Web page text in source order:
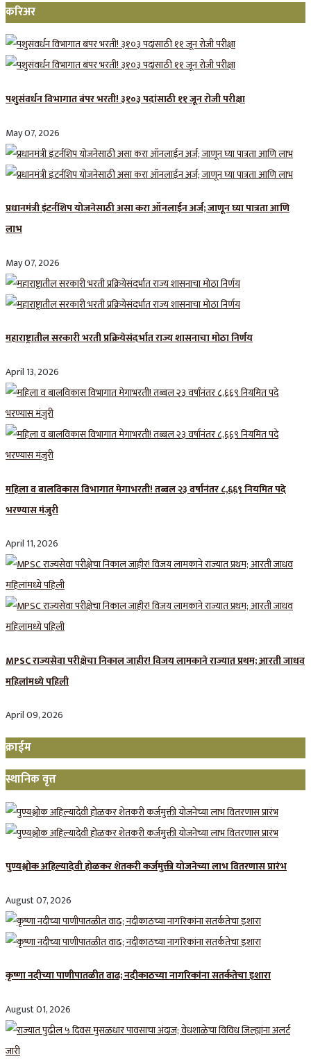
करिअर
पशुसंवर्धन विभागात बंपर भरती! ३१०३ पदांसाठी ११ जून रोजी परीक्षा
May 07, 2026
प्रधानमंत्री इंटर्नशिप योजनेसाठी असा करा ऑनलाईन अर्ज; जाणून घ्या पात्रता आणि
लाभ
May 07, 2026
महाराष्ट्रातील सरकारी भरती प्रक्रियेसंदर्भात राज्य शासनाचा मोठा निर्णय
April 13, 2026
महिला व बालविकास विभागात मेगाभरती! तब्बल २३ वर्षांनंतर ८,६६९ नियमित पदे
भरण्यास मंजुरी
April 11, 2026
MPSC राज्यसेवा परीक्षेचा निकाल जाहीर! विजय लामकाने राज्यात प्रथम; आरती जाधव
महिलांमध्ये पहिली
April 09, 2026
क्राईम
स्थानिक वृत्त
पुण्यश्लोक अहिल्यादेवी होळकर शेतकरी कर्जमुक्ती योजनेच्या लाभ वितरणास प्रारंभ
August 07, 2026
कृष्णा नदीच्या पाणीपातळीत वाढ; नदीकाठच्या नागरिकांना सतर्कतेचा इशारा
August 01, 2026